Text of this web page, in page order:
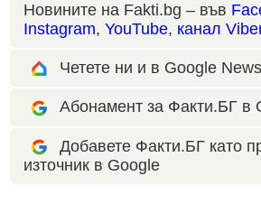
Новините на Fakti.bg – във
Instagram, YouTube, канал
Четете ни и в Google
Абонамент за Факти.БГ в
Добавете Факти.БГ като
източник в Google